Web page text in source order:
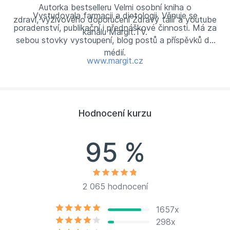
studium.Autorka bestselleru Velmi osobní kniha o
zdraví, výživového doporučení Zdravý talíř a youtube
kanálu Margit.TV.
Vystudovala farmacii a dietologii. Věnuje se
poradenství, publikační i přednáškové činnosti. Má za
sebou stovky vystoupení, blog postů a příspěvků do
médií.
www.margit.cz
Hodnocení kurzu
95 %
2 065 hodnocení
1657x
298x